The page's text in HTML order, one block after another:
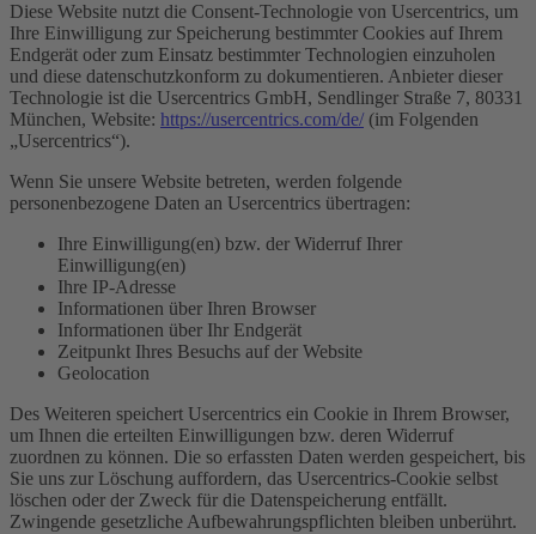
Diese Website nutzt die Consent-Technologie von Usercentrics, um
Ihre Einwilligung zur Speicherung bestimmter Cookies auf Ihrem
Endgerät oder zum Einsatz bestimmter Technologien einzuholen
und diese datenschutzkonform zu dokumentieren. Anbieter dieser
Technologie ist die Usercentrics GmbH, Sendlinger Straße 7, 80331
München, Website: https://usercentrics.com/de/ (im Folgenden
„Usercentrics“).
Wenn Sie unsere Website betreten, werden folgende
personenbezogene Daten an Usercentrics übertragen:
Ihre Einwilligung(en) bzw. der Widerruf Ihrer
Einwilligung(en)
Ihre IP-Adresse
Informationen über Ihren Browser
Informationen über Ihr Endgerät
Zeitpunkt Ihres Besuchs auf der Website
Geolocation
Des Weiteren speichert Usercentrics ein Cookie in Ihrem Browser,
um Ihnen die erteilten Einwilligungen bzw. deren Widerruf
zuordnen zu können. Die so erfassten Daten werden gespeichert, bis
Sie uns zur Löschung auffordern, das Usercentrics-Cookie selbst
löschen oder der Zweck für die Datenspeicherung entfällt.
Zwingende gesetzliche Aufbewahrungspflichten bleiben unberührt.